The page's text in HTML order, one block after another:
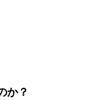
か？